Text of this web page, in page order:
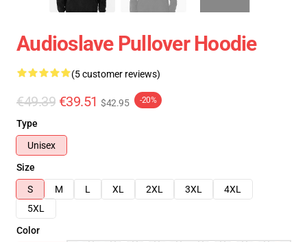
Audioslave Pullover Hoodie
(5 customer reviews)
€49.39 €39.51 $42.95 -20%
Type
Unisex
Size
S
M L XL 2XL 3XL
4XL
5XL
Color